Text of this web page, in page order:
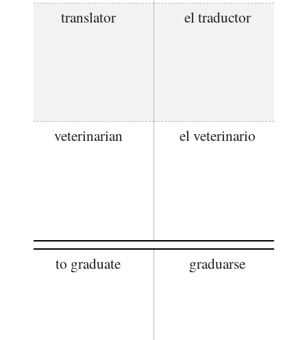
translator el traductor
veterinarian el veterinario
to graduate graduarse